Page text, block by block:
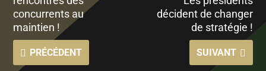
concurrents au
maintien !
PRÉCÉDENT
décident de changer
de stratégie !
SUIVANT